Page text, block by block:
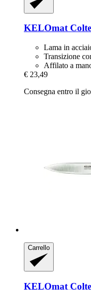
KELOmat
Lama in
Transizione
Affilato a
€ 23,49
Consegna entro il
Carrello
KELOmat